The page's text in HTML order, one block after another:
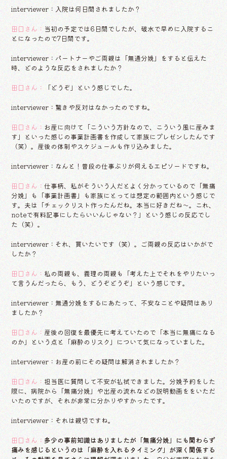
interviewer：入院は何日間されましたか？
田口さん： 当初の予定では6日間でしたが、破水で早めに入院するこ
とになったので7日間です。
interviewer：パートナーやご両親は「無通分娩」をすると伝えた
時、どのような反応をされましたか？
田口さん： 「どうぞ」という感じでした。
interviewer：驚きや反対はなかったのですね。
田口さん：お産に向けて「こういう方針なので、こういう風に産みま
す」といった感じの事業計画書を作成して家族にプレゼンしたんです
（笑）。産後の体制やスケジュールも作り込みました。
interviewer：なんと！普段の仕事ぶりが伺えるエピソードですね。
田口さん：仕事柄、私がそういう人だとよく分かっているので「無痛
分娩」も「事業計画書」も家族にとっては想定の範囲内という感じで
す。夫は「チェックリスト作ったんだね。本当に好きだね〜。これ、
noteで有料記事にしたらいいんじゃない？」という感じの反応でし
た（笑）。
interviewer：それ、買いたいです（笑）。ご両親の反応はいかがで
したか？
田口さん： 私の両親も、義理の両親も「考えた上でそれをやりたいっ
て言うんだったら、もう、どうぞどうぞ」という感じです。
interviewer：無通分娩をするにあたって、不安なことや疑問はあり
ましたか？
田口さん： 産後の回復を最優先に考えていたので「本当に無痛になる
のか」という点と「麻酔のリスク」について気になっていました。
interviewer：お産の前にその疑問は解消されましたか？
田口さん： 担当医に質問して不安が払拭できました。分娩予約をした
際に、病院から「無痛分娩」や出産の流れなどの説明動画ををいただ
いたのですが、それが非常に分かりやすかったです。
interviewer：それは親切ですね。
田口さん：多少の事前知識はありましたが「無痛分娩」にも関わらず
痛みを感じるというのは「麻酔を入れるタイミング」が深く関係する